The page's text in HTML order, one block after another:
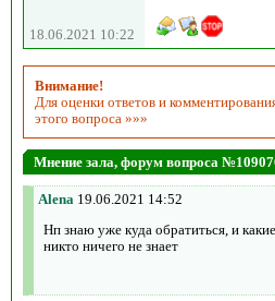
18.06.2021 10:22
Внимание!
Для оценки ответов и
этого вопроса »»»
Мнение зала, форум вопроса
Alena 19.06.2021 14:52
Нп знаю уже куда обратиться, и
никто ничего не знает